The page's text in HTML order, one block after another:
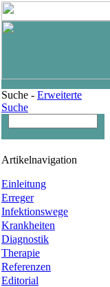
Suche - Erweiterte
Suche
Artikelnavigation
Einleitung
Erreger
Infektionswege
Krankheiten
Diagnostik
Therapie
Referenzen
Editorial